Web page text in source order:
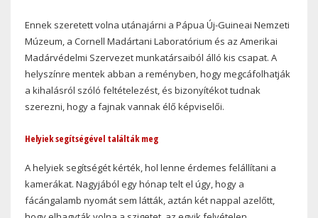
Ennek szeretett volna utánajárni a Pápua Új-Guineai Nemzeti
Múzeum, a Cornell Madártani Laboratórium és az Amerikai
Madárvédelmi Szervezet munkatársaiból álló kis csapat. A
helyszínre mentek abban a reményben, hogy megcáfolhatják
a kihalásról szóló feltételezést, és bizonyítékot tudnak
szerezni, hogy a fajnak vannak élő képviselői.
Helyiek segítségével találták meg
A helyiek segítségét kérték, hol lenne érdemes felállítani a
kamerákat. Nagyjából egy hónap telt el úgy, hogy a
fácángalamb nyomát sem látták, aztán két nappal azelőtt,